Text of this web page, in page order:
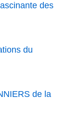
des
du
de la